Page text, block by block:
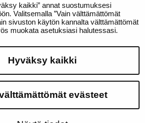
kaikki” annat suostumuksesi
Valitsemalla ”Vain välttämättömät
sivuston käytön kannalta välttämättömät
muokata asetuksiasi halutessasi.
Hyväksy kaikki
evästeet